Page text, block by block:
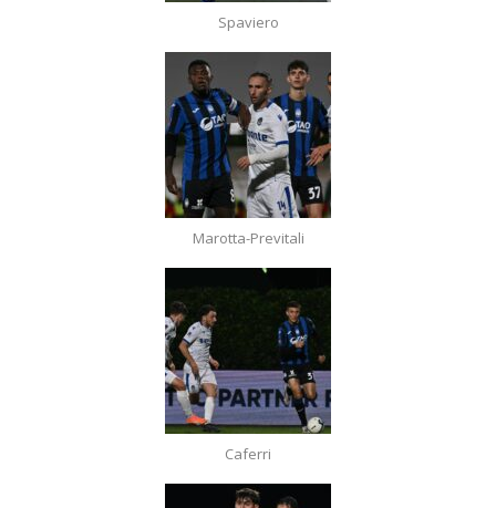
Spaviero
Marotta-Previtali
Caferri